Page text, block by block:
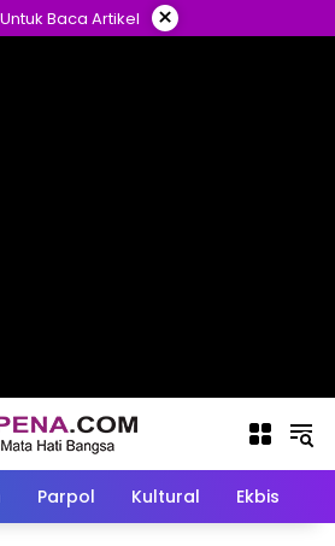
Baca Artikel ×
Parpol Kultural Ekbis